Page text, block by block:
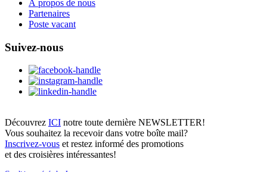
À propos de nous
Partenaires
Poste vacant
Suivez-nous
Découvrez ICI notre toute dernière NEWSLETTER!
Vous souhaitez la recevoir dans votre boîte mail?
Inscrivez-vous et restez informé des promotions
et des croisières intéressantes!